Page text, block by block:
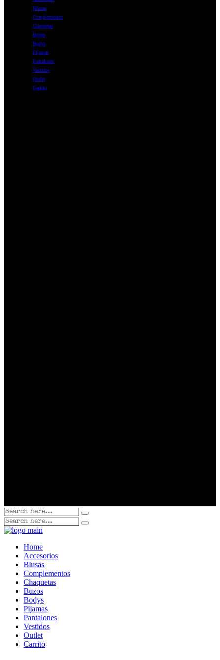
Blusas
Complementos
Chaquetas
Buzos
Bodys
Pijamas
Pantalones
Vestidos
Outlet
Carrito
Home
Accesorios
Blusas
Complementos
Chaquetas
Buzos
Bodys
Pijamas
Pantalones
Vestidos
Outlet
Carrito